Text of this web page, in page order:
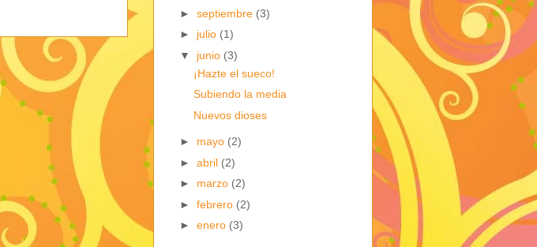
► septiembre (3)
► julio (1)
▼ junio (3)
¡Hazte el sueco!
Subiendo la media
Nuevos dioses
► mayo (2)
► abril (2)
► marzo (2)
► febrero (2)
► enero (3)